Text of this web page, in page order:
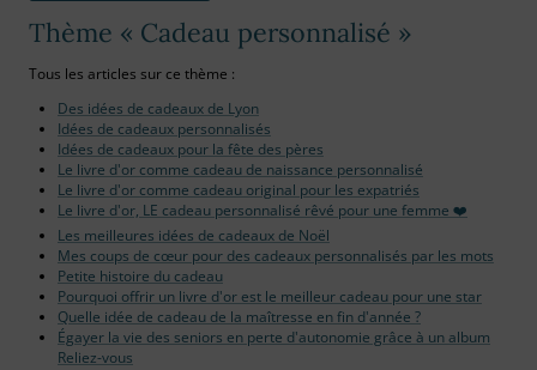
Thème « Cadeau personnalisé »
Tous les articles sur ce thème :
Des idées de cadeaux de Lyon
Idées de cadeaux personnalisés
Idées de cadeaux pour la fête des pères
Le livre d'or comme cadeau de naissance personnalisé
Le livre d'or comme cadeau original pour les expatriés
Le livre d'or, LE cadeau personnalisé rêvé pour une femme ❤️
Les meilleures idées de cadeaux de Noël
Mes coups de cœur pour des cadeaux personnalisés par les mots
Petite histoire du cadeau
Pourquoi offrir un livre d'or est le meilleur cadeau pour une star
Quelle idée de cadeau de la maîtresse en fin d'année ?
Égayer la vie des seniors en perte d'autonomie grâce à un album
Reliez-vous